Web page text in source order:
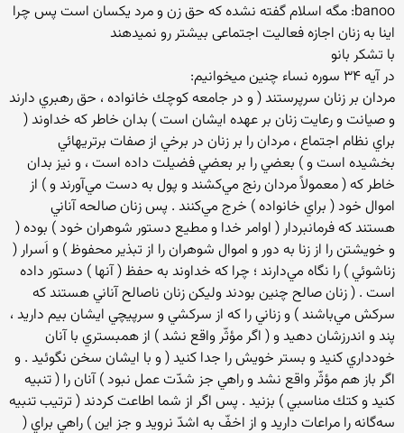
banoo: مگه اسلام گفته نشده که حق زن و مرد یکسان است پس چرا
اینا به زنان اجازه فعالیت اجتماعی بیشتر رو نمیدهند
با تشکر بانو
در آیه ۳۴ سوره نساء چنین میخوانیم:
مردان بر زنان سرپرستند ( و در جامعه كوچك خانواده ، حق رهبري دارند
و صيانت و رعايت زنان بر عهده ايشان است ) بدان خاطر كه خداوند (
براي نظام اجتماع ، مردان را بر زنان در برخي از صفات برتريهائي
بخشيده است و ) بعضي را بر بعضي فضيلت داده است ، و نيز بدان
خاطر كه ( معمولاً مردان رنج مي‌كشند و پول به دست مي‌آورند و ) از
اموال خود ( براي خانواده ) خرج مي‌كنند . پس زنان صالحه آناني
هستند كه فرمانبردار ( اوامر خدا و مطيع دستور شوهران خود ) بوده (
و خويشتن را از زنا به دور و اموال شوهران را از تبذير محفوظ ) و اَسرار (
زناشوئي ) را نگاه مي‌دارند ؛ چرا كه خداوند به حفظ ( آنها ) دستور داده
است . ( زنان صالح چنين بودند وليكن زنان ناصالح آناني هستند كه
سركش مي‌باشند ) و زناني را كه از سركشي و سرپيچي ايشان بيم داريد ،
پند و اندرزشان دهيد و ( اگر مؤثّر واقع نشد ) از همبستري با آنان
خودداري كنيد و بستر خويش را جدا كنيد ( و با ايشان سخن نگوئيد . و
اگر باز هم مؤثّر واقع نشد و راهي جز شدّت عمل نبود ) آنان را ( تنبيه
كنيد و كتك مناسبي ) بزنيد . پس اگر از شما اطاعت كردند ( ترتيب تنبيه
سه‌گانه را مراعات داريد و از اخفّ به اشدّ نرويد و جز اين ) راهي براي (